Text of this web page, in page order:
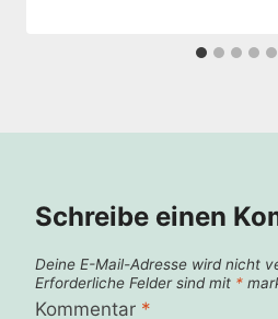
Schreibe einen
Deine E-Mail-Adresse wird nicht
Erforderliche Felder sind mit *
Kommentar *